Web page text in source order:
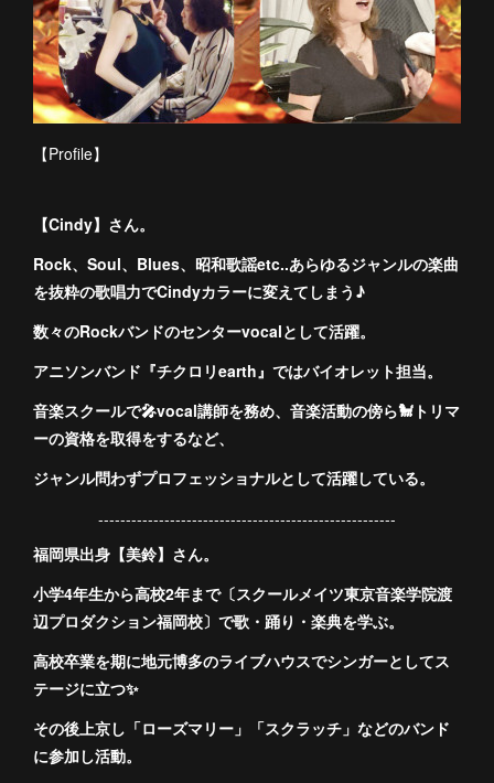
【Profile】
【Cindy】さん。
Rock、Soul、Blues、昭和歌謡etc..あらゆるジャンルの楽曲
を抜粋の歌唱力でCindyカラーに変えてしまう♪
数々のRockバンドのセンターvocalとして活躍。
アニソンバンド『チクロリearth』ではバイオレット担当。
音楽スクールで🎤vocal講師を務め、音楽活動の傍ら🐩トリマ
ーの資格を取得をするなど、
ジャンル問わずプロフェッショナルとして活躍している。
------------------------------------------------------
福岡県出身【美鈴】さん。
小学4年生から高校2年まで〔スクールメイツ東京音楽学院渡
辺プロダクション福岡校〕で歌・踊り・楽典を学ぶ。
高校卒業を期に地元博多のライブハウスでシンガーとしてス
テージに立つ✨
その後上京し「ローズマリー」「スクラッチ」などのバンド
に参加し活動。